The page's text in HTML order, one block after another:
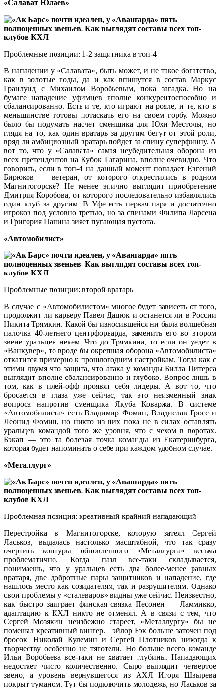
«Салават Юлаев»
Проблемные позиции: 1-2 защитника в топ-4
В нападении у «Салавата», быть может, и не такое богатство,
как в золотые годы, да и как впишутся в состав Маркус
Гранлунд с Михаилом Воробьевым, пока загадка. Но на
бумаге нападение уфимцев вполне конкурентоспособно и
сбалансированно. Есть и те, кто играют на рояле, и те, кто в
меньшинстве готовы потаскать его на своем горбу. Можно
было бы подумать насчет сменщика для Юхи Местолы, но
глядя на то, как один вратарь за другим бегут от этой роли,
вряд ли амбициозный вратарь пойдет за спину суперфинну. А
вот то, что у «Салавата» самая неубедительная оборона из
всех претендентов на Кубок Гагарина, вполне очевидно. Что
говорить, если в топ-4 на данный момент попадает Евгений
Бирюков — ветеран, от которого открестились в родном
Магнитогорске? Не менее эпично выглядит приобретение
Дмитрия Коробова, от которого последовательно избавлялись
один клуб за другим. В Уфе есть первая пара и достаточно
игроков под условно третью, но за спинами Филипа Ларсена
и Григория Панина зияет пугающая пустота.
«Автомобилист»
Проблемные позиции: второй вратарь
В случае с «Автомобилистом» многое будет зависеть от того,
продолжит ли карьеру Павел Дацюк и останется ли в России
Никита Трямкин. Какой бы износившейся ни была волшебная
палочка 40-летнего центрфорварда, заменить его во втором
звене уральцев некем. Что до Трямкина, то если он уедет в
«Ванкувер», то вроде бы окрепшая оборона «Автомобилиста»
откатится примерно к прошлогодним настройкам. Тогда как с
этими двумя что защита, что атака у команды Билла Питерса
выглядит вполне сбалансированно и глубоко. Вопрос лишь в
том, как в плей-офф проявят себя лидеры. А вот то, что
бросается в глаза уже сейчас, так это неизменный знак
вопроса напротив сменщика Якуба Коваржа. В системе
«Автомобилиста» есть Владимир Фомин, Владислав Гросс и
Леонид Фомин, но никто из них пока не в силах оставлять
уральцев командой того же уровня, что с чехом в воротах.
Бэкап — это та болевая точка команды из Екатеринбурга,
которая будет напоминать о себе при каждом удобном случае.
«Металлург»
Проблемная позиция: креативный крайний нападающий
Перестройка в Магнитогорске, которую затеял Сергей
Ласьков, выдалась настолько масштабной, что так сразу
очертить контуры обновленного «Металлурга» весьма
проблематично. Когда пазл все-таки складывается,
понимаешь, что у уральцев есть два более-менее равных
вратаря, две добротные пары защитников и нападение, где
нашлось место как созидателям, так и разрушителям. Однако
свои проблемы у «сталеваров» видны уже сейчас. Неизвестно,
как быстро заиграет финская связка Песонен — Ламмикко,
адаптацию к КХЛ никто не отменял. А в связи с тем, что
Сергей Мозякин неизбежно стареет, «Металлургу» бы не
помешал креативный вингер. Тэйлор Бэк больше заточен под
бросок. Николай Кулемин и Сергей Плотников никогда к
творчеству особенно не тяготели. Но больше всего команде
Ильи Воробьева все-таки не хватает глубины. Нападающих
недостает чисто количественно. Сыро выглядит четвертое
звено, а уровень вернувшегося из АХЛ Игоря Швырева
покрыт туманом. Тут бы подключить молодежь, но Ласьков за